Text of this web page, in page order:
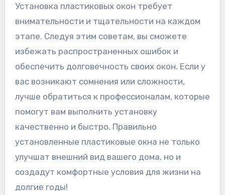
Установка пластиковых окон требует
внимательности и тщательности на каждом
этапе. Следуя этим советам, вы сможете
избежать распространенных ошибок и
обеспечить долговечность своих окон. Если у
вас возникают сомнения или сложности,
лучше обратиться к профессионалам, которые
помогут вам выполнить установку
качественно и быстро. Правильно
установленные пластиковые окна не только
улучшат внешний вид вашего дома, но и
создадут комфортные условия для жизни на
долгие годы!